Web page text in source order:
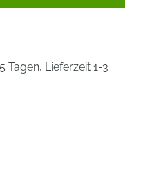
Tagen, Lieferzeit 1-3